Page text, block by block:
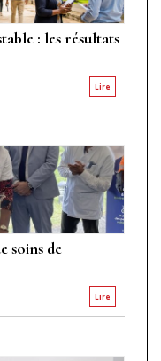
: les résultats
Lire
soins de
Lire